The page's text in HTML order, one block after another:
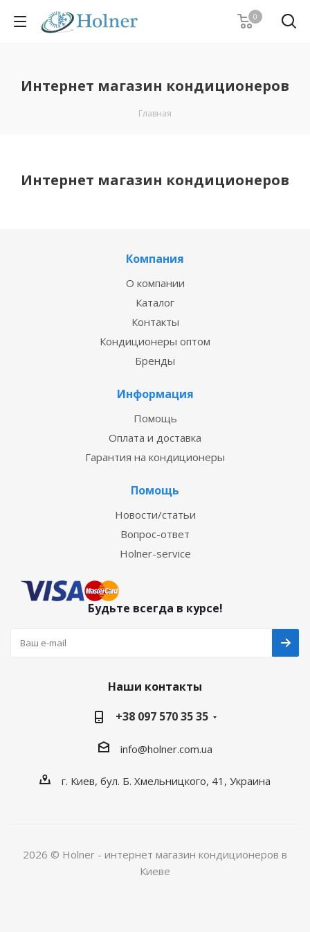
0
Интернет магазин кондиционеров
Главная
Интернет магазин кондиционеров
Компания
О компании
Каталог
Контакты
Кондиционеры оптом
Бренды
Информация
Помощь
Оплата и доставка
Гарантия на кондиционеры
Помощь
Новости/статьи
Вопрос-ответ
Holner-service
Будьте всегда в курсе!
Наши контакты
+38 097 570 35 35
info@holner.com.ua
г. Киев, бул. Б. Хмельницкого, 41, Украина
2026 © Holner - интернет магазин кондиционеров в
Киеве